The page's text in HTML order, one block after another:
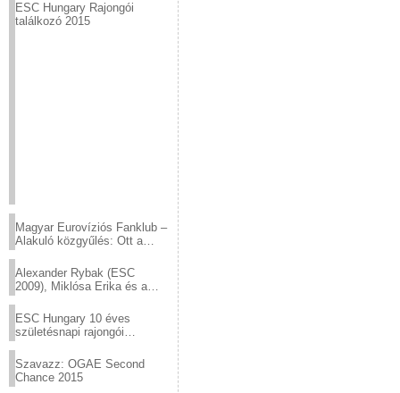
ESC Hungary Rajongói
találkozó 2015
Magyar Eurovíziós Fanklub –
Alakuló közgyűlés: Ott a
Alexander Rybak (ESC
2009), Miklósa Erika és a
sztárjai a Margitszigeten
ESC Hungary 10 éves
születésnapi rajongói
Szavazz: OGAE Second
Chance 2015